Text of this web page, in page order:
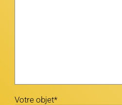
Votre objet*